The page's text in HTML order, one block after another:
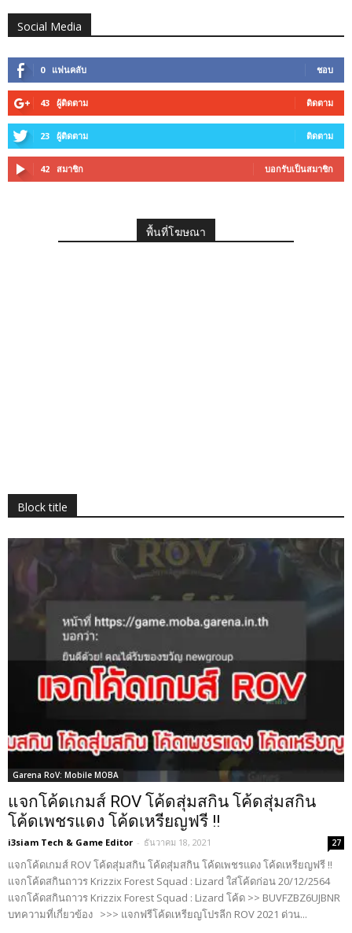
Social Media
0 แฟนคลับ ชอบ
43 ผู้ติดตาม ติดตาม
23 ผู้ติดตาม ติดตาม
42 สมาชิก บอกรับเป็นสมาชิก
พื้นที่โฆษณา
Block title
Garena RoV: Mobile MOBA
แจกโค้ดเกมส์ ROV โค้ดสุ่มสกิน โค้ดสุ่มสกิน
โค้ดเพชรแดง โค้ดเหรียญฟรี !!
i3siam Tech & Game Editor - ธันวาคม 18, 2021 27
แจกโค้ดเกมส์ ROV โค้ดสุ่มสกิน โค้ดสุ่มสกิน โค้ดเพชรแดง โค้ดเหรียญฟรี !!
แจกโค้ดสกินถาวร Krizzix Forest Squad : Lizard ใส่โค้ดก่อน 20/12/2564
แจกโค้ดสกินถาวร Krizzix Forest Squad : Lizard โค้ด >> BUVFZBZ6UJBNR
บทความที่เกี่ยวข้อง >>> แจกฟรีโค้ดเหรียญโปรลีก ROV 2021 ด่วน...